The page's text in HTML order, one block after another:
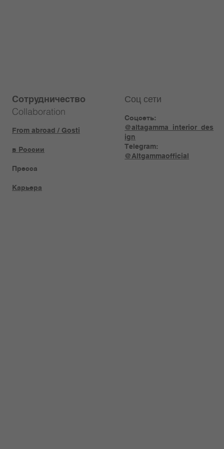
Сотрудничество
Collaboration
From abroad / Gosti
в России
Пресса
Карьера
Соц сети
Соцсеть:
@altagamma_interior_des
ign
Telegram:
@Altgammaofficial